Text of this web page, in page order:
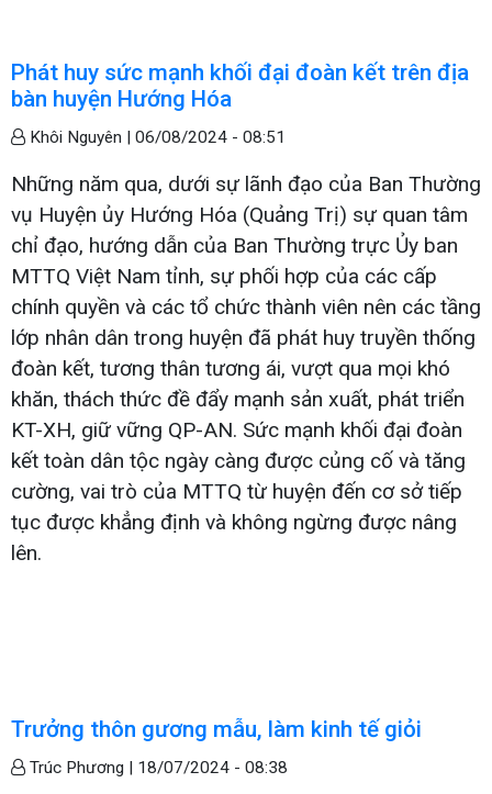
Phát huy sức mạnh khối đại đoàn kết trên địa
bàn huyện Hướng Hóa
Khôi Nguyên | 06/08/2024 - 08:51
Những năm qua, dưới sự lãnh đạo của Ban Thường
vụ Huyện ủy Hướng Hóa (Quảng Trị) sự quan tâm
chỉ đạo, hướng dẫn của Ban Thường trực Ủy ban
MTTQ Việt Nam tỉnh, sự phối hợp của các cấp
chính quyền và các tổ chức thành viên nên các tầng
lớp nhân dân trong huyện đã phát huy truyền thống
đoàn kết, tương thân tương ái, vượt qua mọi khó
khăn, thách thức đề đẩy mạnh sản xuất, phát triển
KT-XH, giữ vững QP-AN. Sức mạnh khối đại đoàn
kết toàn dân tộc ngày càng được củng cố và tăng
cường, vai trò của MTTQ từ huyện đến cơ sở tiếp
tục được khẳng định và không ngừng được nâng
lên.
Trưởng thôn gương mẫu, làm kinh tế giỏi
Trúc Phương | 18/07/2024 - 08:38